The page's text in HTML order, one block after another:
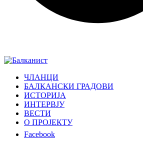
ЧЛАНЦИ
БАЛКАНСКИ ГРАДОВИ
ИСТОРИЈА
ИНТЕРВЈУ
ВЕСТИ
О ПРОЈЕКТУ
Facebook